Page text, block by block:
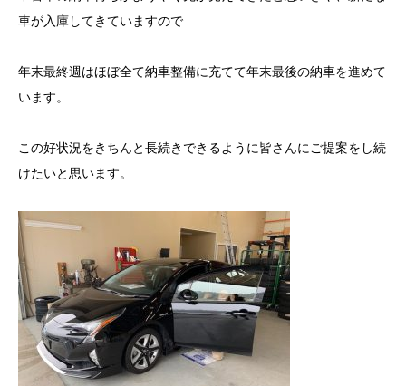
車が入庫してきていますので
年末最終週はほぼ全て納車整備に充てて年末最後の納車を進めて
います。
この好状況をきちんと長続きできるように皆さんにご提案をし続
けたいと思います。